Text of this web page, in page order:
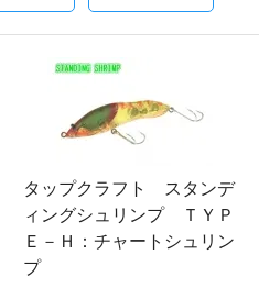
タップクラフト スタンデ
ィングシュリンプ ＴＹＰ
Ｅ－Ｈ：チャートシュリン
プ